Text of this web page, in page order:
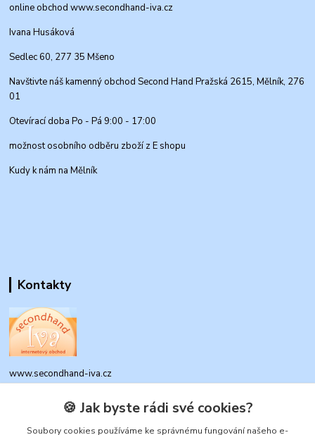
online obchod www.secondhand-iva.cz
Ivana Husáková
Sedlec 60, 277 35 Mšeno
Navštivte náš kamenný obchod Second Hand Pražská 2615, Mělník, 276
01
Otevírací doba Po - Pá 9:00 - 17:00
možnost osobního odběru zboží z E shopu
Kudy k nám na Mělník
Kontakty
www.secondhand-iva.cz
Ivana Husáková
+420 315 695 684
🍪 Jak byste rádi své cookies?
Soubory cookies používáme ke správnému fungování našeho e-